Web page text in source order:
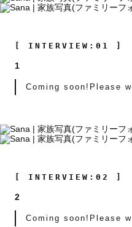
[ INTERVIEW:01 ]
1
Coming soon!Please
[ INTERVIEW:02 ]
2
Coming soon!Please